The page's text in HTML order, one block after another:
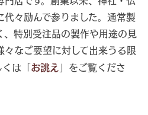
代々励んで参りました。通常製
、特別受注品の製作や用途の見
々なご要望に対して出来うる限
は「 お誂え 」をご覧くださ